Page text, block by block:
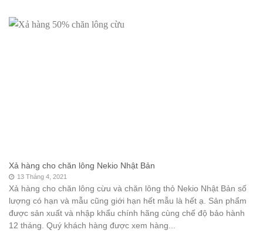
Xả hàng cho chăn lông Nekio Nhật Bản
13 Tháng 4, 2021
Xả hàng cho chăn lông cừu và chăn lông thỏ Nekio Nhật Bản số
lượng có hạn và mẫu cũng giới hạn hết mẫu là hết ạ. Sản phẩm
được sản xuất và nhập khẩu chính hãng cùng chế độ bảo hành
12 tháng. Quý khách hàng được xem hàng...